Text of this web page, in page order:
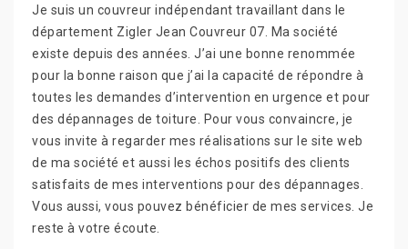
Je suis un couvreur indépendant travaillant dans le
département Zigler Jean Couvreur 07. Ma société
existe depuis des années. J’ai une bonne renommée
pour la bonne raison que j’ai la capacité de répondre à
toutes les demandes d’intervention en urgence et pour
des dépannages de toiture. Pour vous convaincre, je
vous invite à regarder mes réalisations sur le site web
de ma société et aussi les échos positifs des clients
satisfaits de mes interventions pour des dépannages.
Vous aussi, vous pouvez bénéficier de mes services. Je
reste à votre écoute.